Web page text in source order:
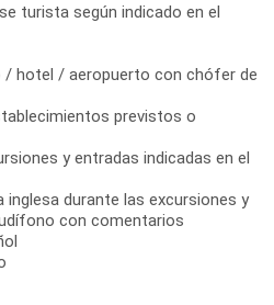
turista según indicado en el
/ hotel / aeropuerto con chófer de
previstos o
y entradas indicadas en el
inglesa durante las excursiones y
con comentarios